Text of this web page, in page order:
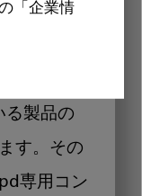
「企業情
る製品の
す。その
専用コン